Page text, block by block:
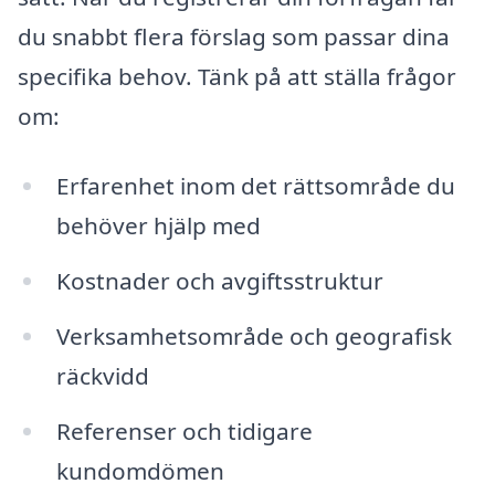
du snabbt flera förslag som passar dina
specifika behov. Tänk på att ställa frågor
om:
Erfarenhet inom det rättsområde du
behöver hjälp med
Kostnader och avgiftsstruktur
Verksamhetsområde och geografisk
räckvidd
Referenser och tidigare
kundomdömen